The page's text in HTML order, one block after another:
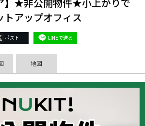
トアップオフィス
X Line
地図